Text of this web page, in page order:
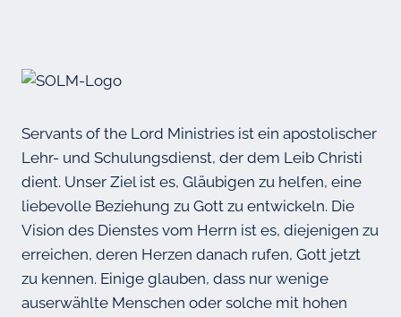
Servants of the Lord Ministries ist ein apostolischer
Lehr- und Schulungsdienst, der dem Leib Christi
dient. Unser Ziel ist es, Gläubigen zu helfen, eine
liebevolle Beziehung zu Gott zu entwickeln. Die
Vision des Dienstes vom Herrn ist es, diejenigen zu
erreichen, deren Herzen danach rufen, Gott jetzt
zu kennen. Einige glauben, dass nur wenige
auserwählte Menschen oder solche mit hohen